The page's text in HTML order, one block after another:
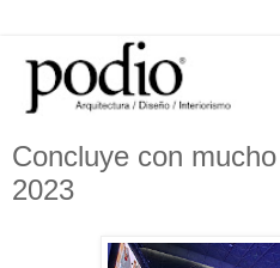
Concluye con
2023